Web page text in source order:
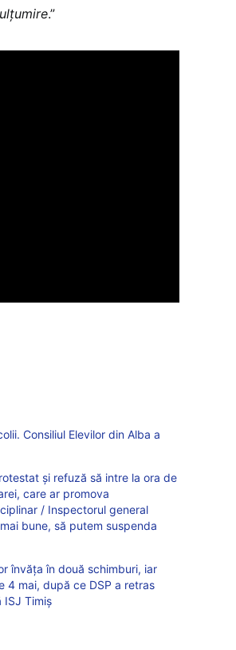
.”
Consiliul Elevilor din Alba a
și refuză să intre la ora de
care ar promova
/ Inspectorul general
bune, să putem suspenda
învăța în două schimburi, iar
4 mai, după ce DSP a retras
ISJ Timiș